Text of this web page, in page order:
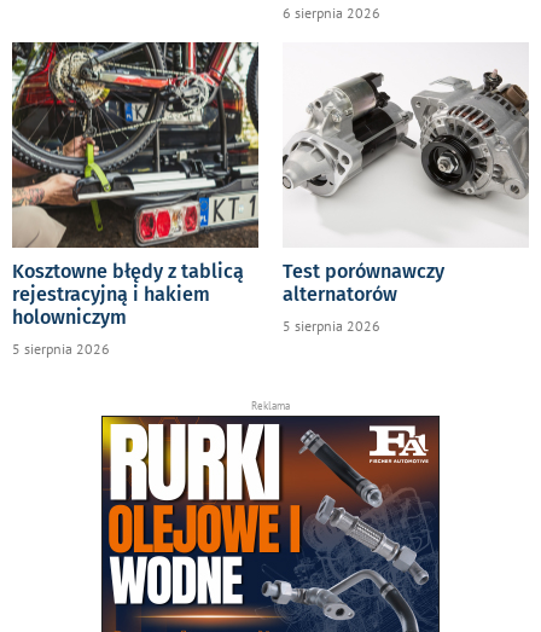
6 sierpnia 2026
Kosztowne błędy z tablicą
rejestracyjną i hakiem
holowniczym
5 sierpnia 2026
Test porównawczy
alternatorów
5 sierpnia 2026
Reklama